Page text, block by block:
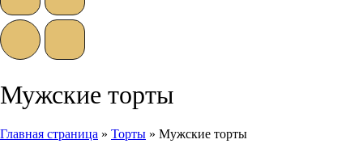
Мужские торты
Главная страница » Торты » Мужские торты